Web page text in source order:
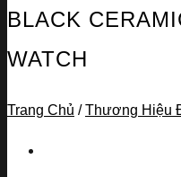
BLACK
WATCH
Trang Chủ / Thương Hiệu